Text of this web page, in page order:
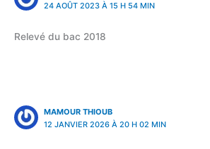
24 AOÛT 2023 À 15 H 54 MIN
Relevé du bac 2018
MAMOUR THIOUB
12 JANVIER 2026 À 20 H 02 MIN